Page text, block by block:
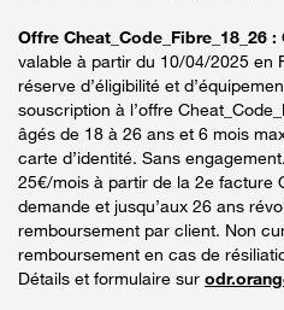
Offre Cheat_Code_Fibre_18_26 :
valable à partir du 10/04/2025 en
réserve d’éligibilité et
souscription à l’offre
âgés de 18 à 26 ans et 6 mois
carte d’identité. Sans
25€/mois à partir de la 2e facture
demande et jusqu’aux 26 ans
remboursement par client. Non
remboursement en cas de
Détails et formulaire sur